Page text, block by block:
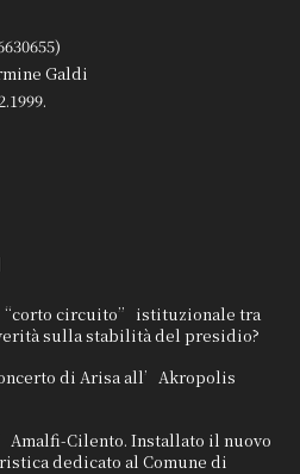
Galdi
circuito” istituzionale tra
sulla stabilità del presidio?
di Arisa all’Akropolis
Cilento. Installato il nuovo
dedicato al Comune di